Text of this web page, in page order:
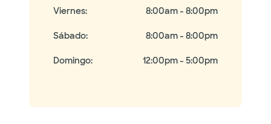
Viernes: 8:00am - 8:00pm
Sábado: 8:00am - 8:00pm
Domingo: 12:00pm - 5:00pm